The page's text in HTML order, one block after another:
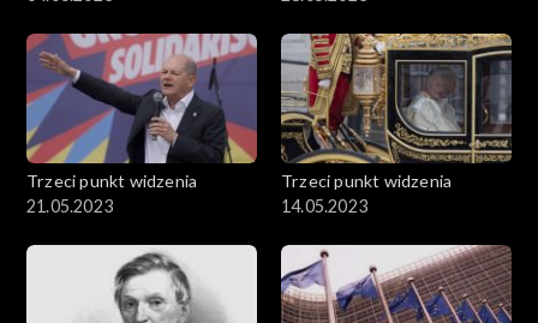
Trzeci punkt widzenia
21.05.2023
Trzeci punkt widzenia
14.05.2023